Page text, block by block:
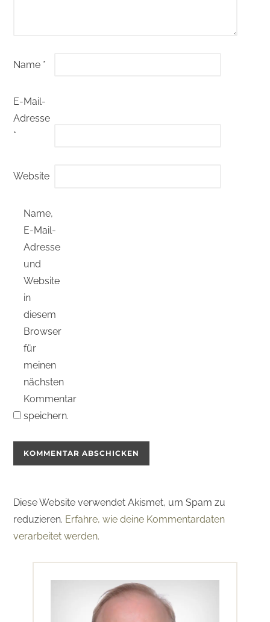
Name *
E-Mail-
Adresse
*
Website
Name,
E-Mail-
Adresse
und
Website
in
diesem
Browser
für
meinen
nächsten
Kommentar
speichern.
Diese Website verwendet Akismet, um Spam zu
reduzieren. Erfahre, wie deine Kommentardaten
verarbeitet werden.